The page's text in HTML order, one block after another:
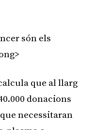
són els
que al llarg
donacions
necessitaran